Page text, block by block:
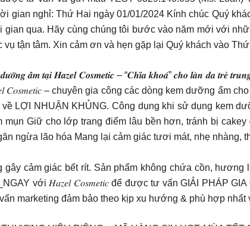
gian nghỉ: Thứ Hai ngày 01/01/2024 Kính chúc Quý
gian qua. Hãy cùng chúng tôi bước vào năm mới với
tận tâm. Xin cảm ơn và hẹn gặp lại Quý khách vào
𝒂̂̉𝒎 𝒕𝒂̣𝒊 𝑯𝒂𝒛𝒆𝒍 𝑪𝒐𝒔𝒎𝒆𝒕𝒊𝒄 – “𝑪𝒉𝒊̀𝒂 𝒌𝒉𝒐𝒂́” 𝒄𝒉𝒐 𝒍𝒂̀𝒏 𝒅𝒂
𝐶𝑜𝑠𝑚𝑒𝑡𝑖𝑐 – chuyên gia công các dòng kem dưỡng ẩm
LỢI NHUẬN KHỦNG. Công dụng khi sử dụng kem
mụn Giữ cho lớp trang điểm lâu bền hơn, tránh bị
ngừa lão hóa Mang lại cảm giác tươi mát, nhẹ nhàng,
gây cảm giác bết rít. Sản phẩm không chứa cồn,
với 𝐻𝑎𝑧𝑒𝑙 𝐶𝑜𝑠𝑚𝑒𝑡𝑖𝑐 để được tư vấn GIẢI PHÁP
marketing đảm bảo theo kịp xu hướng & phù hợp